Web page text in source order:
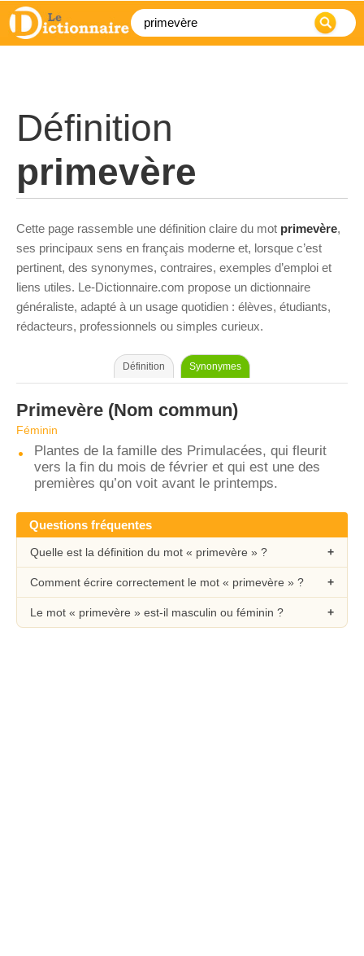
Définition
primevère
Cette page rassemble une définition claire du mot primevère,
ses principaux sens en français moderne et, lorsque c’est
pertinent, des synonymes, contraires, exemples d’emploi et
liens utiles. Le-Dictionnaire.com propose un dictionnaire
généraliste, adapté à un usage quotidien : élèves, étudiants,
rédacteurs, professionnels ou simples curieux.
Définition Synonymes
Primevère (Nom commun)
Féminin
Plantes de la famille des Primulacées, qui fleurit
vers la fin du mois de février et qui est une des
premières qu’on voit avant le printemps.
Questions fréquentes
Quelle est la définition du mot « primevère » ?
Comment écrire correctement le mot « primevère » ?
Le mot « primevère » est-il masculin ou féminin ?